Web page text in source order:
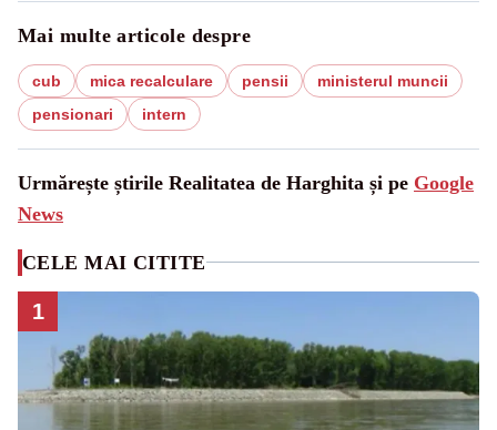
Mai multe articole despre
cub mica recalculare pensii
ministerul muncii
pensionari
intern
Urmărește știrile Realitatea de Harghita și pe Google
News
CELE MAI CITITE
1